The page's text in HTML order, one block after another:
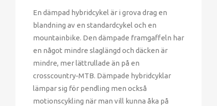
En dämpad hybridcykel är i grova drag en
blandning av en standardcykel och en
mountainbike. Den dämpade framgaffeln har
en något mindre slaglängd och däcken är
mindre, mer lättrullade än på en
crosscountry-MTB. Dämpade hybridcyklar
lämpar sig för pendling men också
motionscykling när man vill kunna åka på